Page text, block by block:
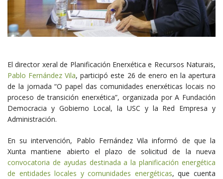
El director xeral de Planificación Enerxética e Recursos Naturais,
Pablo Fernández Vila, participó este 26 de enero en la apertura
de la jornada “O papel das comunidades enerxéticas locais no
proceso de transición enerxética”, organizada por A Fundación
Democracia y Gobierno Local, la USC y la Red Empresa y
Administración.
En su intervención, Pablo Fernández Vila informó de que la
Xunta mantiene abierto el plazo de solicitud de la nueva
convocatoria de ayudas destinada a la planificación energética
de entidades locales y comunidades energéticas, que cuenta